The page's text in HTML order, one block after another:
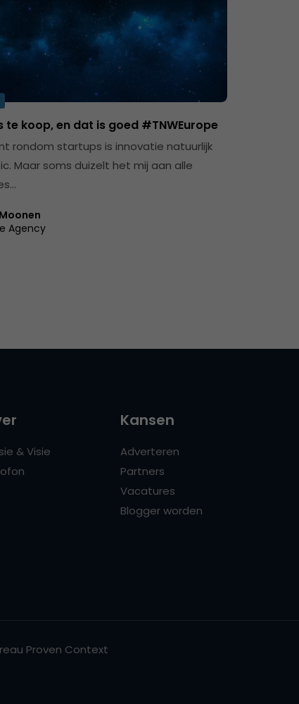
te koop, en dat is goed #TNWEurope
rondom startups is innovatie natuurlijk
Maar soms duizelt het mij aan alle
Agency
& Visie
Kansen
Adverteren
Partners
Vacatures
Blogger worden
Proven Context